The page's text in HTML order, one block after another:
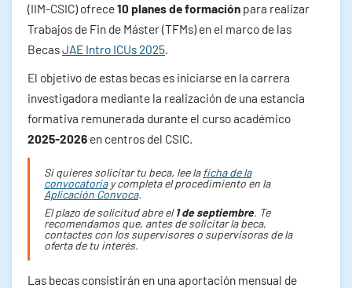
(IIM-CSIC) ofrece10 planes de formación para realizar
Trabajos de Fin de Máster (TFMs) en el marco de las
BecasJAE Intro ICUs 2025.
El objetivo de estas becas es iniciarse en la carrera
investigadora mediante la realización de una estancia
formativa remunerada durante el curso académico
2025-2026 en centros del CSIC.
Si quieres solicitar tu beca, lee la ficha de la
convocatoriay completa el procedimiento en la
Aplicación Convoca.
El plazo de solicitud abre el1 de septiembre. Te
recomendamos que, antes de solicitar la beca,
contactes con los supervisores o supervisoras de la
oferta de tu interés.
Las becas consistirán en una aportación mensual de